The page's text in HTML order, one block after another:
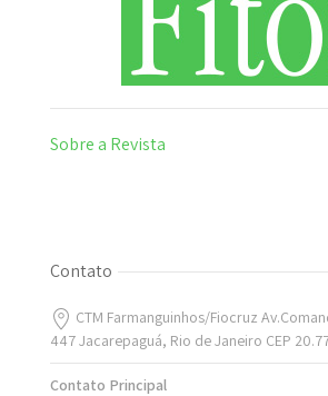
Sobre a Revista
Contato
CTM Farmanguinhos/Fiocruz
447 Jacarepaguá, Rio de Janeiro CEP
Contato Principal